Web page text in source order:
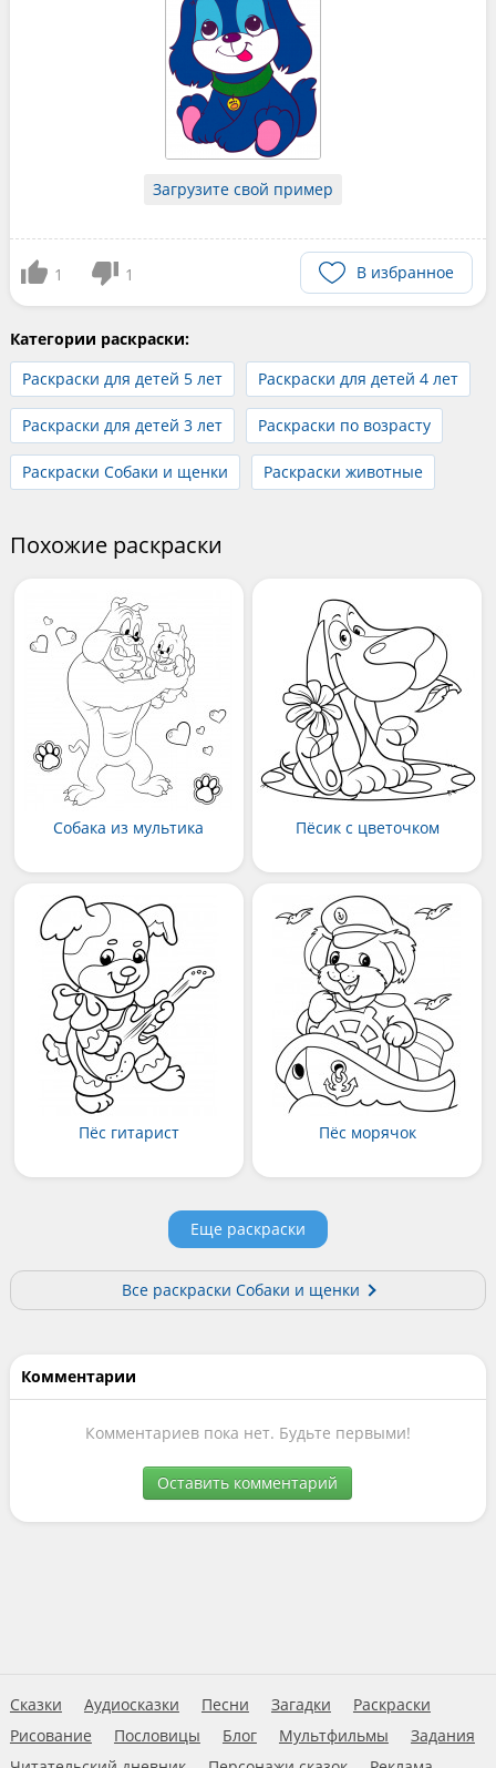
Загрузите свой пример
1 1 В избранное
Категории раскраски:
Раскраски для детей 5 лет
Раскраски для детей 4 лет
Раскраски для детей 3 лет Раскраски по возрасту
Раскраски Собаки и щенки Раскраски животные
Похожие раскраски
Собака из мультика Пёсик с цветочком
Пёс гитарист Пёс морячок
Еще раскраски
Все раскраски Собаки и щенки
Комментарии
Комментариев пока нет. Будьте первыми!
Оставить комментарий
Сказки Аудиосказки Песни Загадки
Раскраски
Рисование
Пословицы Блог Мультфильмы
Задания